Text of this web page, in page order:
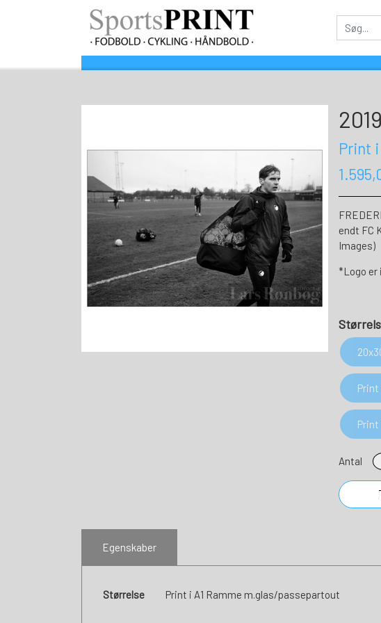
Print
endt FC
Images)
*Logo er
Antal
Egenskaber
Størrelse Print i A1 Ramme m.glas/passepartout